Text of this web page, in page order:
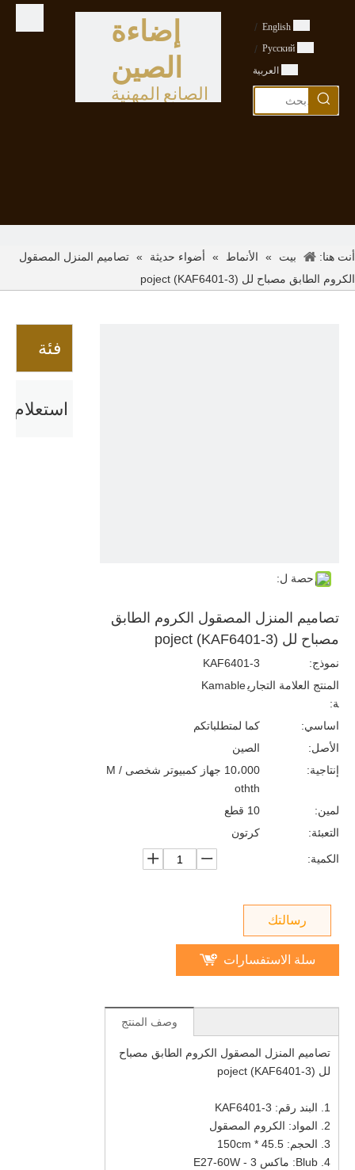
إضاءة
الصين
الصانع المهنية
English
/
Pусский
/
العربية
أنت هنا: بيت » الأنماط » أضواء حديثة » تصاميم المنزل المصقول
الكروم الطابق مصباح لل poject (KAF6401-3)
فئة
استعلام
حصة ل:
تصاميم المنزل المصقول الكروم الطابق
مصباح لل poject (KAF6401-3)
نموذج:
KAF6401-3
المنتج العلامة التجاري
ة:
Kamable
اساسي:
كما لمتطلباتكم
الأصل:
الصين
إنتاجية:
10،000 جهاز كمبيوتر شخصى / M
othth
لمين:
10 قطع
التعبئة:
كرتون
الكمية:
رسالتك
سلة الاستفسارات
وصف المنتج
تصاميم المنزل المصقول الكروم الطابق مصباح
لل poject (KAF6401-3)
1. البند رقم: KAF6401-3
2. المواد: الكروم المصقول
3. الحجم: 45.5 * 150cm
4. Blub: ماكس 3 - E27-60W